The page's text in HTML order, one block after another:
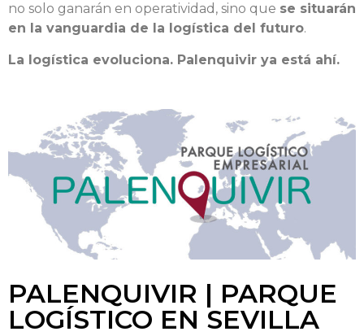
no solo ganarán en operatividad, sino que se situarán
en la vanguardia de la logística del futuro.
La logística evoluciona. Palenquivir ya está ahí.
PALENQUIVIR | PARQUE
LOGÍSTICO EN SEVILLA